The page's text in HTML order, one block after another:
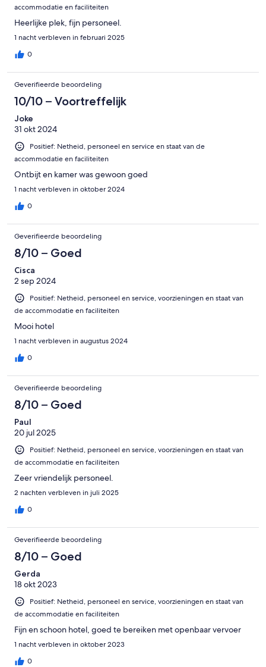
accommodatie en faciliteiten
Heerlijke plek, fijn personeel.
1 nacht verbleven in februari 2025
0
Geverifieerde beoordeling
10/10 – Voortreffelijk
Joke
31 okt 2024
Positief: Netheid, personeel en service en staat van de
accommodatie en faciliteiten
Ontbijt en kamer was gewoon goed
1 nacht verbleven in oktober 2024
0
Geverifieerde beoordeling
8/10 – Goed
Cisca
2 sep 2024
Positief: Netheid, personeel en service, voorzieningen en staat van
de accommodatie en faciliteiten
Mooi hotel
1 nacht verbleven in augustus 2024
0
Geverifieerde beoordeling
8/10 – Goed
Paul
20 jul 2025
Positief: Netheid, personeel en service, voorzieningen en staat van
de accommodatie en faciliteiten
Zeer vriendelijk personeel.
2 nachten verbleven in juli 2025
0
Geverifieerde beoordeling
8/10 – Goed
Gerda
18 okt 2023
Positief: Netheid, personeel en service, voorzieningen en staat van
de accommodatie en faciliteiten
Fijn en schoon hotel, goed te bereiken met openbaar vervoer
1 nacht verbleven in oktober 2023
0